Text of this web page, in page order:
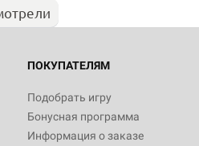
ПОКУПАТЕЛЯМ
Подобрать игру
Бонусная программа
Информация о заказе